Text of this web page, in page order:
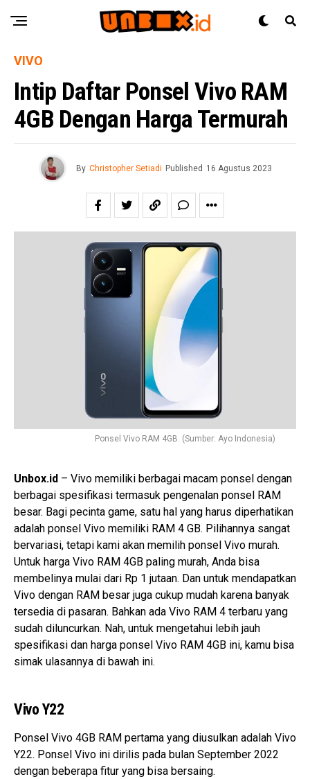
VIVO
Intip Daftar Ponsel Vivo RAM
4GB Dengan Harga Termurah
By Christopher Setiadi Published 16 Agustus 2023
Ponsel Vivo RAM 4GB. (Sumber: Ayo Indonesia)
Unbox.id – Vivo memiliki berbagai macam ponsel dengan
berbagai spesifikasi termasuk pengenalan ponsel RAM
besar. Bagi pecinta game, satu hal yang harus diperhatikan
adalah ponsel Vivo memiliki RAM 4 GB. Pilihannya sangat
bervariasi, tetapi kami akan memilih ponsel Vivo murah.
Untuk harga Vivo RAM 4GB paling murah, Anda bisa
membelinya mulai dari Rp 1 jutaan. Dan untuk mendapatkan
Vivo dengan RAM besar juga cukup mudah karena banyak
tersedia di pasaran. Bahkan ada Vivo RAM 4 terbaru yang
sudah diluncurkan. Nah, untuk mengetahui lebih jauh
spesifikasi dan harga ponsel Vivo RAM 4GB ini, kamu bisa
simak ulasannya di bawah ini.
Vivo Y22
Ponsel Vivo 4GB RAM pertama yang diusulkan adalah Vivo
Y22. Ponsel Vivo ini dirilis pada bulan September 2022
dengan beberapa fitur yang bisa bersaing.